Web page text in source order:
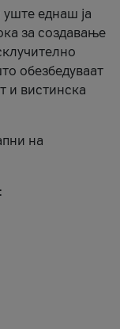
уште еднаш ја
за создавање
обезбедуваат
и вистинска
на